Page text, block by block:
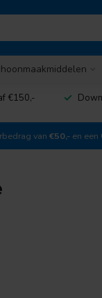
€150,-
van €50,- en een